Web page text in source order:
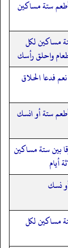
ستة مساكين
مساكين لكل
واحلق رأسك
فدعا الحلاق
ستة أو انسك
بين ستة مساكين
أيام
نسك
مساكين لكل